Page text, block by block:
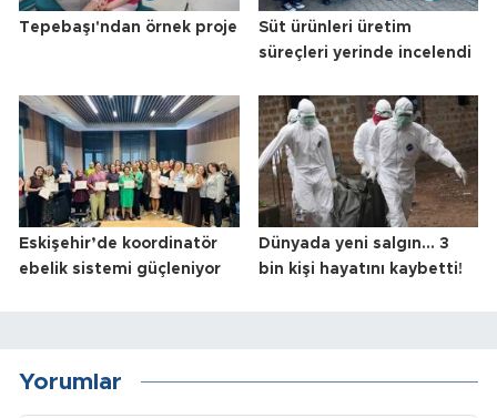
Tepebaşı'ndan örnek proje
Süt ürünleri üretim
süreçleri yerinde incelendi
Eskişehir’de koordinatör
ebelik sistemi güçleniyor
Dünyada yeni salgın... 3
bin kişi hayatını kaybetti!
Yorumlar